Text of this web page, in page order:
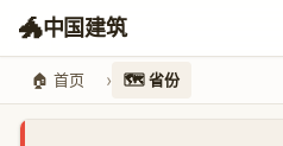
🐲中国建筑
🏠 首页 🗺️ 省份